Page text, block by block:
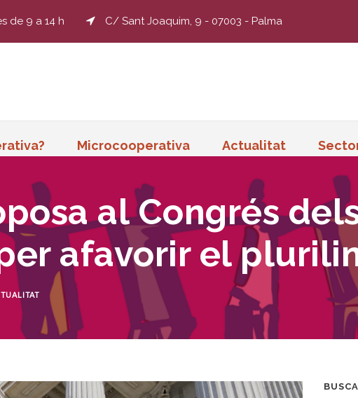
de 9 a 14 h C/ Sant Joaquim, 9 - 07003 - Palma
Microcooperativa Actualitat
al Congrés
afavorir el